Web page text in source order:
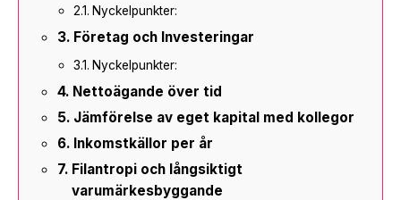
Nyckelpunkter:
Företag och Investeringar
Nyckelpunkter:
Nettoägande över tid
Jämförelse av eget kapital med kollegor
Inkomstkällor per år
Filantropi och långsiktigt
varumärkesbyggande